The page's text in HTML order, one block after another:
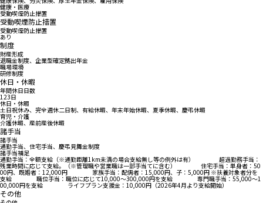
健康・医療
受動喫煙防止措置
受動喫煙防止措置
受動喫煙防止措置
あり
制度
財産形成
退職金制度、企業型確定拠出年金
職場環境
研修制度
休日・休暇
年間休日日数
123日
休日・休暇
土日祝休み、完全週休二日制、有給休暇、年末年始休暇、夏季休暇、慶弔休暇
育児・介護
介護休暇、産前産後休暇
諸手当
諸手当
通勤手当、住宅手当、慶弔見舞金制度
諸手当補足
通勤手当：全額支給（※通勤距離1km未満の場合支給無し等の例外は有） 超過勤務手当：
残業時間に応じて支給。（※管理職や営業職は一部手当てに含む） 住宅手当：単身者：50
00円、既婚者：12,000円 家族手当：配偶者：15,000円、子：5,000円 ※扶養対象者分を
支給 職位手当：職位に応じて10,000～300,000円を支給 専門職手当：55,000～1
00,000円を支給 ライフプラン支援金：10,000円（2026年4月より支給開始）
その他